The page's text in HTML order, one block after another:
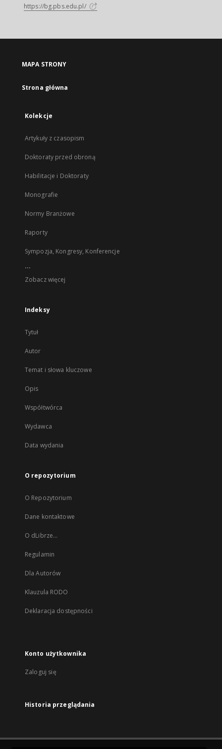
https://bg.pbs.edu.pl/
MAPA STRONY
Strona główna
Kolekcje
Artykuły z czasopism
Doktoraty przed obroną
Habilitacje i Doktoraty
Monografie
Normy Branżowe
Raporty
Sympozja, Kongresy, Konferencje
...
Zobacz więcej
Indeksy
Tytuł
Autor
Temat i słowa kluczowe
Opis
Współtwórca
Wydawca
Data wydania
O repozytorium
O Repozytorium
Dane kontaktowe
O dLibrze...
Regulamin
Dla Autorów
Klauzula RODO
Deklaracja dostępności
Konto użytkownika
Zaloguj się
Historia przeglądania